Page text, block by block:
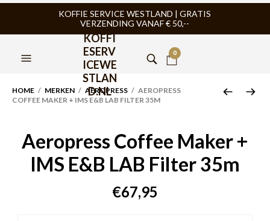
KOFFIE SERVICE WESTLAND | GRATIS
VERZENDING VANAF € 50,--
KOFFI
ESERV
ICEWE
STLAN
D.NL
0
HOME / MERKEN / AEROPRESS / AEROPRESS
COFFEE MAKER + IMS E&B LAB FILTER 35M
Aeropress Coffee Maker +
IMS E&B LAB Filter 35m
€67,95